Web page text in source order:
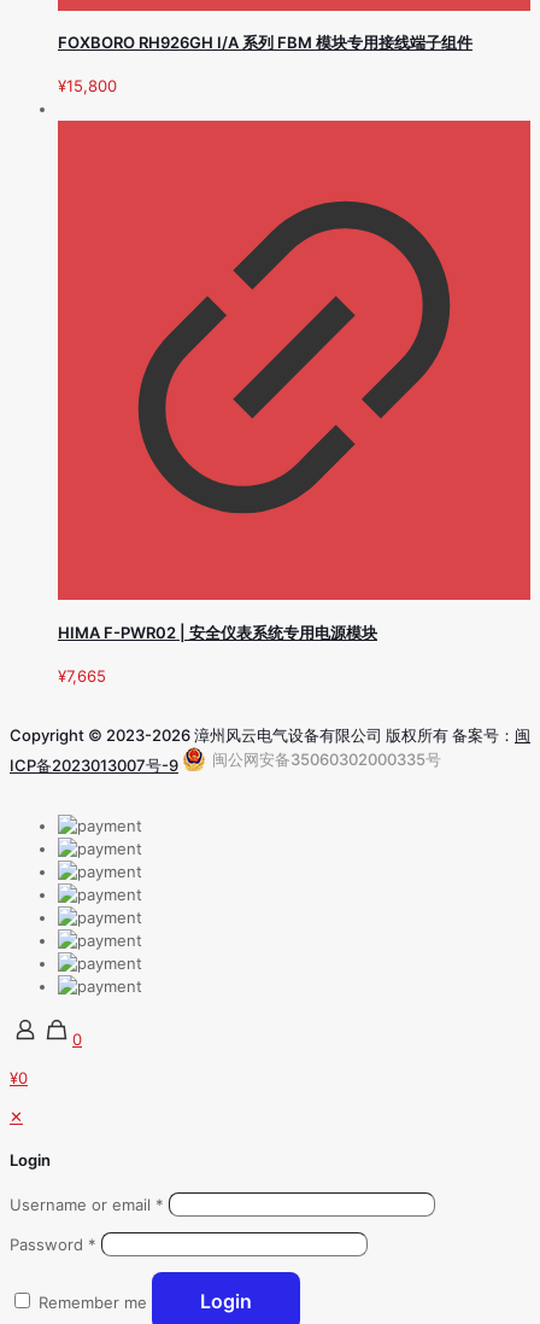
FOXBORO RH926GH I/A 系列 FBM 模块专用接线端子组件
¥15,800
HIMA F-PWR02 | 安全仪表系统专用电源模块
¥7,665
Copyright © 2023-2026 漳州风云电气设备有限公司 版权所有 备案号： 闽
ICP备2023013007号-9
闽公网安备35060302000335号
0
¥0
✕
Login
Username or email *
Password *
Remember me Login